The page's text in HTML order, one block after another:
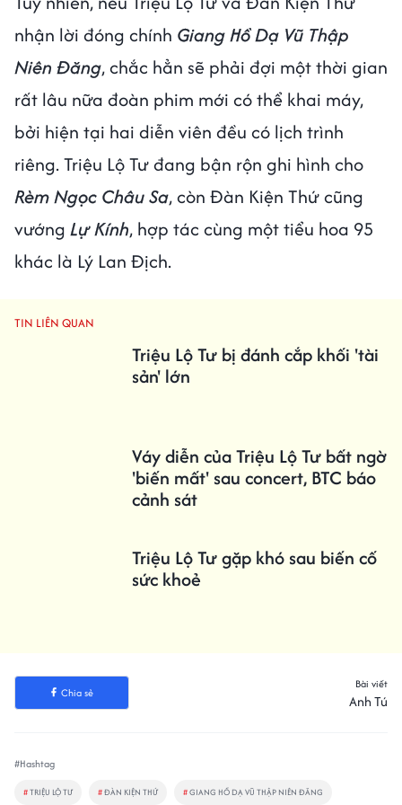
nhận lời đóng chính Giang Hồ Dạ Vũ Thập
Niên Đăng, chắc hẳn sẽ phải đợi một thời gian
rất lâu nữa đoàn phim mới có thể khai máy,
bởi hiện tại hai diễn viên đều có lịch trình
riêng. Triệu Lộ Tư đang bận rộn ghi hình cho
Rèm Ngọc Châu Sa, còn Đàn Kiện Thứ cũng
vướng Lự Kính, hợp tác cùng một tiểu hoa 95
khác là Lý Lan Địch.
TIN LIÊN QUAN
Triệu Lộ Tư bị đánh cắp khối 'tài
sản' lớn
Váy diễn của Triệu Lộ Tư bất ngờ
'biến mất' sau concert, BTC báo
cảnh sát
Triệu Lộ Tư gặp khó sau biến cố
sức khoẻ
Chia sẻ
Bài viết
Anh Tú
#Hashtag
#TRIỆU LỘ TƯ #ĐÀN KIỆN THỨ #GIANG HỒ DẠ VŨ THẬP NIÊN ĐĂNG